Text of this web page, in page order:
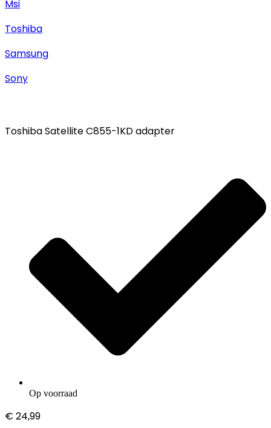
Msi
Toshiba
Samsung
Sony
Toshiba Satellite C855-1KD adapter
Op voorraad
€ 24,99